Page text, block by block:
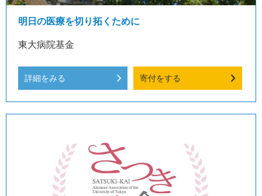
明日の医療を切り拓くために
東大病院基金
詳細をみる 寄付をする